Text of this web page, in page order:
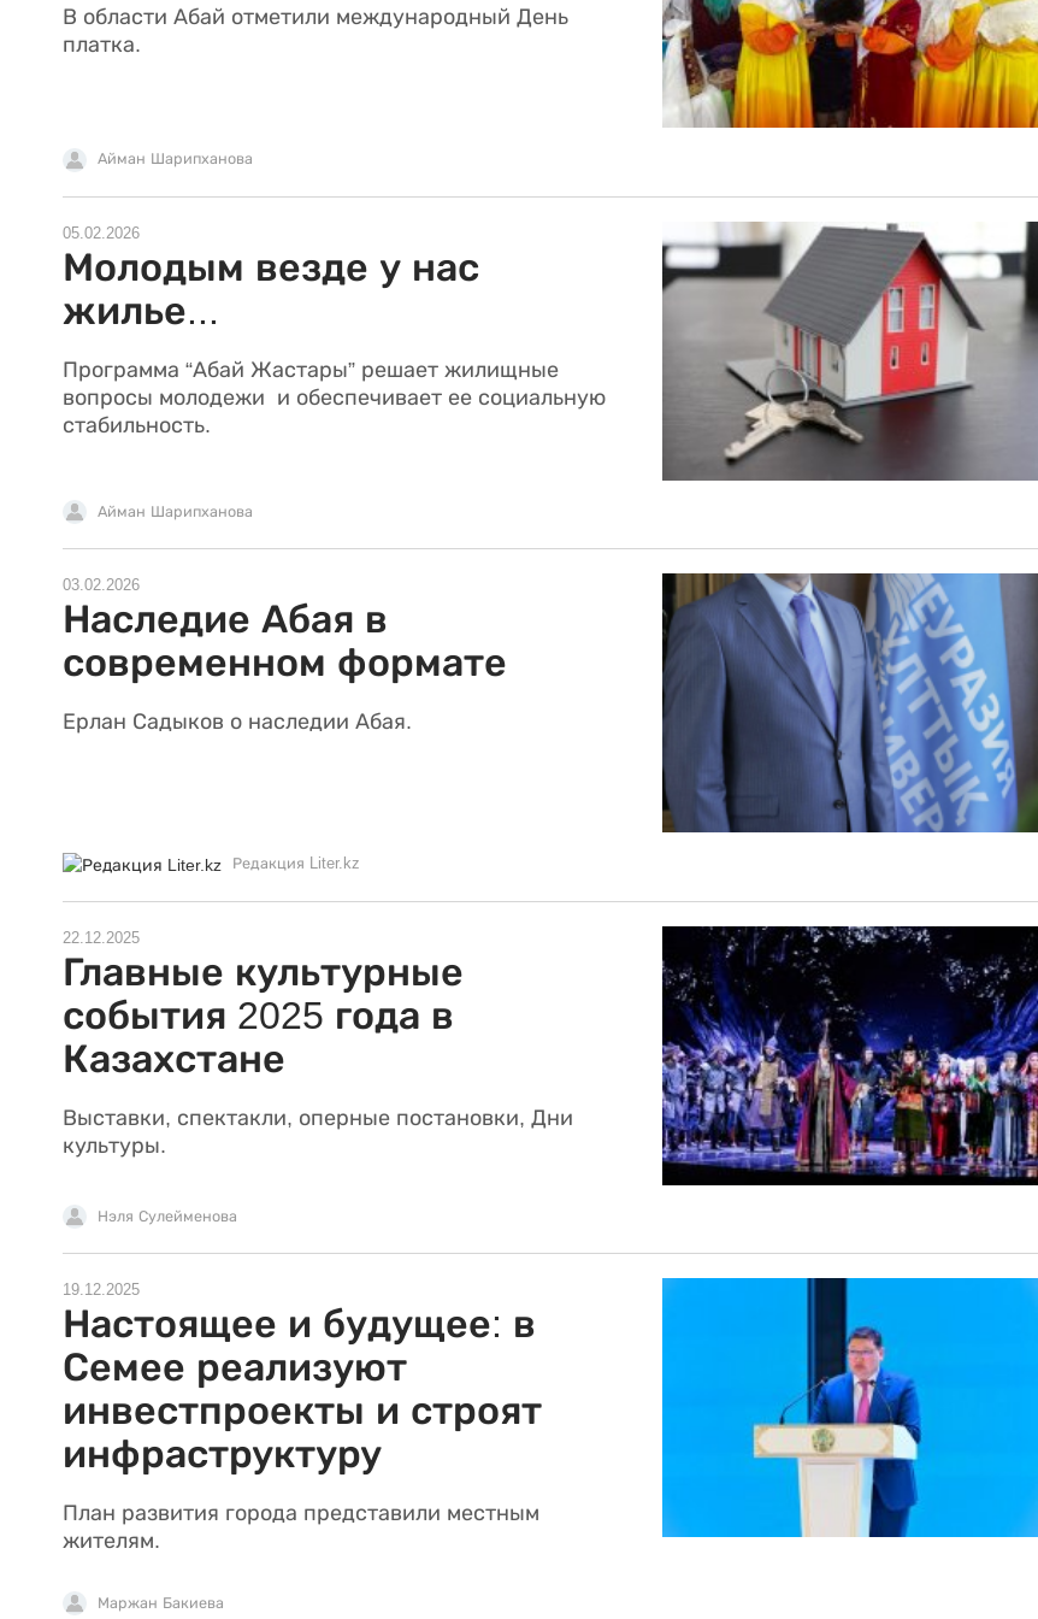
В области Абай отметили международный День
платка.
Айман Шарипханова
05.02.2026
Молодым везде у нас
жилье...
Программа “Абай Жастары” решает жилищные
вопросы молодежи и обеспечивает ее социальную
стабильность.
Айман Шарипханова
03.02.2026
Наследие Абая в
современном формате
Ерлан Садыков о наследии Абая.
Редакция Liter.kz
22.12.2025
Главные культурные
события 2025 года в
Казахстане
Выставки, спектакли, оперные постановки, Дни
культуры.
Нэля Сулейменова
19.12.2025
Настоящее и будущее: в
Семее реализуют
инвестпроекты и строят
инфраструктуру
План развития города представили местным
жителям.
Маржан Бакиева